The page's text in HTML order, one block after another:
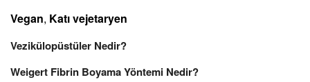
Vegan, Katı vejetaryen
Vezikülopüstüler Nedir?
Weigert Fibrin Boyama Yöntemi Nedir?